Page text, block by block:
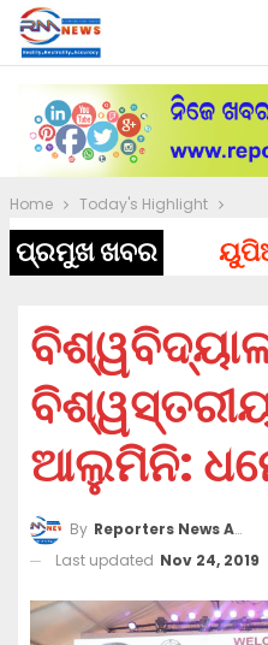
Home Today's Highlight
ପ୍ରମୁଖ ଖବର ୟୁପିଆଇ
ଆଲୁମିନି:
By Reporters News Agency
Last updated Nov 24, 2019